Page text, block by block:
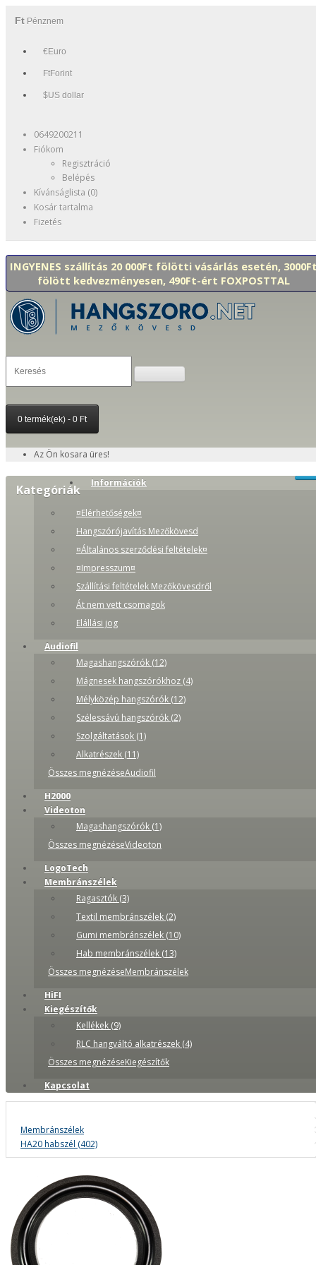
Ft Pénznem
€Euro
FtForint
$US dollar
0649200211
Fiókom
Regisztráció
Belépés
Kívánságlista (0)
Kosár tartalma
Fizetés
INGYENES szállítás 20 000Ft fölötti vásárlás esetén,
fölött kedvezményesen, 490Ft-ért FOXPOSTTAL
0 termék(ek) - 0 Ft
Az Ön kosara üres!
Kategóriák Információk
¤Elérhetőségek¤
Hangszórójavítás Mezőkövesd
¤Általános szerződési feltételek¤
¤Impresszum¤
Szállítási feltételek Mezőkövesdről
Át nem vett csomagok
Elállási jog
Audiofil
Magashangszórók (12)
Mágnesek hangszórókhoz (4)
Mélyközép hangszórók (12)
Szélessávú hangszórók (2)
Szolgáltatások (1)
Alkatrészek (11)
Összes megnézéseAudiofil
H2000
Videoton
Magashangszórók (1)
Összes megnézéseVideoton
LogoTech
Membránszélek
Ragasztók (3)
Textil membránszélek (2)
Gumi membránszélek (10)
Hab membránszélek (13)
Összes megnézéseMembránszélek
HiFI
Kiegészítők
Kellékek (9)
RLC hangváltó alkatrészek (4)
Összes megnézéseKiegészítők
Kapcsolat
Membránszélek
HA20 habszél (402)